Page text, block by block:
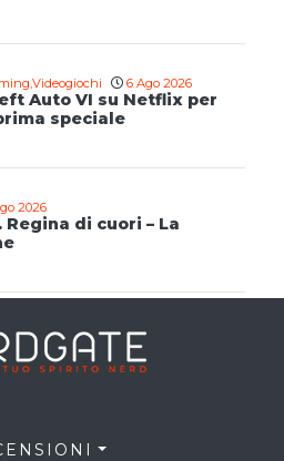
,Videogiochi 6 Ago 2026
Auto VI su Netflix per
speciale
2026
Regina di cuori – La